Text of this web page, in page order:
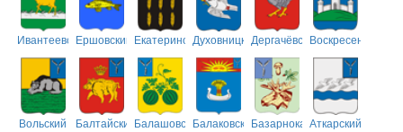
ИвантеевскийЕршовский ЕкатериновскийДуховницкийДергачёвскийВоскресенский
Вольский БалтайскийБалашовскийБалаковскийБазарнокарабулакский
Аткарский